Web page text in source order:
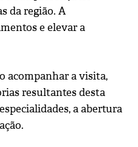
da região. A
e elevar a
acompanhar a visita,
resultantes desta
a abertura